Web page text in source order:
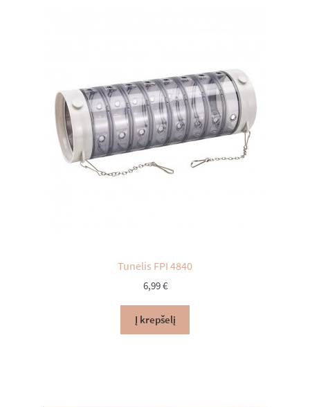
Tunelis FPI 4840
6,99€
Į krepšelį